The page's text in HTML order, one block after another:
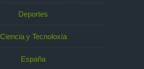
Deportes
Ciencia y Tecnoloxía
España